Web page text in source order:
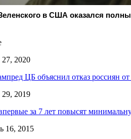
в США оказался
2020
ЦБ объяснил отказ россиян от
2019
за 7 лет повысят
16, 2015